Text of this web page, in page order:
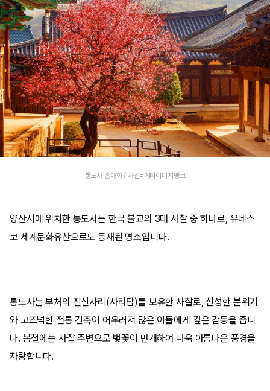
통도사 홍매화 / 사진=게티이미지뱅크
양산시에 위치한 통도사는 한국 불교의 3대 사찰 중 하나로, 유네스
코 세계문화유산으로도 등재된 명소입니다.
통도사는 부처의 진신사리(사리탑)를 보유한 사찰로, 신성한 분위기
와 고즈넉한 전통 건축이 어우러져 많은 이들에게 깊은 감동을 줍니
다. 봄철에는 사찰 주변으로 벚꽃이 만개하여 더욱 아름다운 풍경을
자랑합니다.